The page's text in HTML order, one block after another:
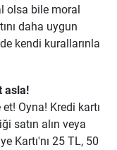
olsa bile moral
daha uygun
kendi kurallarınla
asla!
Oyna! Kredi kartı
satın alın veya
Kartı'nı 25 TL, 50